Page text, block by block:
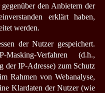
den Anbietern der
erklärt haben,
werden.
der Nutzer gespeichert.
Verfahren (d.h.,
der IP-Adresse) zum Schutz
Rahmen von Webanalyse,
Klardaten der Nutzer (wie